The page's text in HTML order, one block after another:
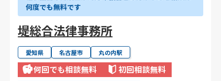
何度でも無料です
堤総合法律事務所
愛知県 名古屋市 丸の内駅
何回でも相談無料 初回相談無料